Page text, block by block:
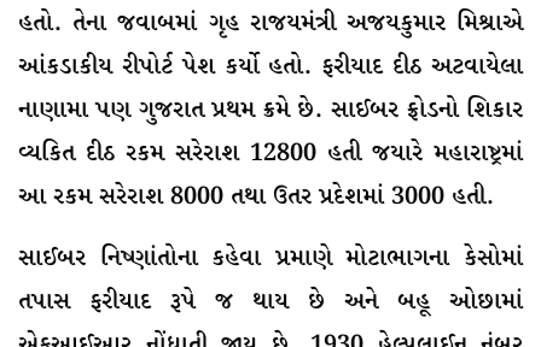
હતો. તેના જવાબમાં ગૃહ રાજયમંત્રી અજયકુમાર મિશ્રાએ
આંકડાકીય રીપોર્ટ પેશ કર્યો હતો. ફરીયાદ દીઠ અટવાયેલા
નાણામા પણ ગુજરાત પ્રથમ ક્રમે છે. સાઈબર ફ્રોડનો શિકાર
વ્યકિત દીઠ રકમ સરેરાશ 12800 હતી જયારે મહારાષ્ટ્રમાં
આ રકમ સરેરાશ 8000 તથા ઉતર પ્રદેશમાં 3000 હતી.
સાઈબર નિષ્ણાંતોના કહેવા પ્રમાણે મોટાભાગના કેસોમાં
તપાસ ફરીયાદ રૂપે જ થાય છે અને બહૂ ઓછામાં